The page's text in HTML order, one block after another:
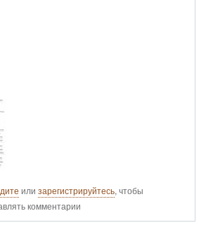
или зарегистрируйтесь, чтобы
комментарии